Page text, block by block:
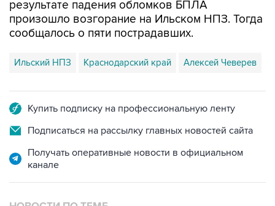
результате падения обломков БПЛА
произошло возгорание на Ильском НПЗ. Тогда
сообщалось о пяти пострадавших.
Ильский НПЗ Краснодарский край Алексей Чеверев
Купить подписку на профессиональную ленту
Подписаться на рассылку главных новостей сайта
Получать оперативные новости в официальном
канале